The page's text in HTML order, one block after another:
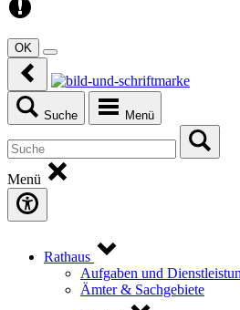
OK
Suche Menü
Menü
Rathaus
Aufgaben und
Ämter & Sachgebiete